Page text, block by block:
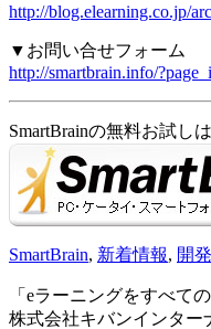
http://blog.elearning.co.jp/
▼お問い合せフォーム
http://smartbrain.info/
SmartBrainの無料お試し
SmartBrain, 新着情報, 開
「eラーニングをすべて
株式会社キバンインタ